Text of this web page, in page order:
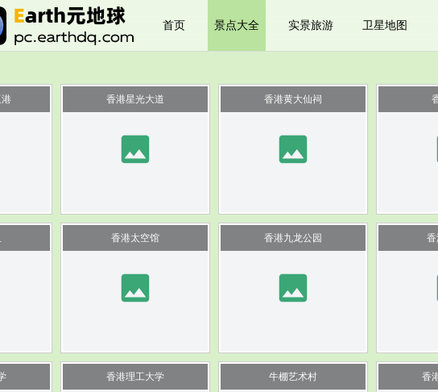
首页 景点大全 实景旅游 卫星地图
image
香港星光大道
image
香港黄大仙祠
image
香港太空馆
image
香港九龙公园
香港理工大学 牛棚艺术村 香